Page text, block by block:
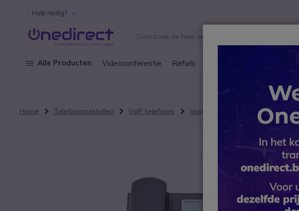
Ga naar de inhoud
Hulp nodig?
Alle Producten Videoconferentie Refurb
B2B-webshop –
Home Telefoontoestellen VoIP telefoons Vaste VoIP telefoons Mitel